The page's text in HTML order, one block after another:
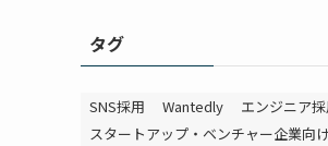
タグ
SNS採用 Wantedly
エンジニア
スタートアップ・ベンチャー企業向け